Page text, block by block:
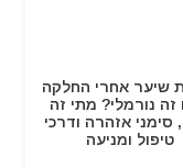
שיער אחרי החלקה
נורמלי? מתי זה
סימני אזהרה ודרכי
טיפול ומניעה